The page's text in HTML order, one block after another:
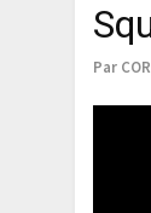
Par